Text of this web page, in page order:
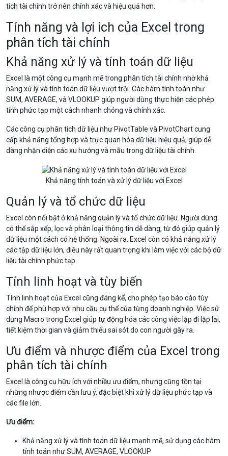
tích tài chính trở nên chính xác và hiệu quả hơn.
Tính năng và lợi ich của Excel trong
phân tích tài chính
Khả năng xử lý và tính toán dữ liệu
Excel là một công cụ mạnh mẽ trong phân tích tài chính nhờ khả
năng xử lý và tính toán dữ liệu vượt trội. Các hàm tính toán như
SUM, AVERAGE, và VLOOKUP giúp người dùng thực hiện các phép
tính phức tạp một cách nhanh chóng và chính xác.
Các công cụ phân tích dữ liệu như PivotTable và PivotChart cung
cấp khả năng tổng hợp và trực quan hóa dữ liệu hiệu quả, giúp dễ
dàng nhận diện các xu hướng và mẫu trong dữ liệu tài chính.
Khả năng tính toán và xử lý dữ liệu với Excel
Quản lý và tổ chức dữ liệu
Excel còn nổi bật ở khả năng quản lý và tổ chức dữ liệu. Người dùng
có thể sắp xếp, lọc và phân loại thông tin dễ dàng, từ đó giúp quản lý
dữ liệu một cách có hệ thống. Ngoài ra, Excel còn có khả năng xử lý
các tập dữ liệu lớn, điều này rất quan trọng khi làm việc với các bộ dữ
liệu tài chính phức tạp.
Tính linh hoạt và tùy biến
Tính linh hoạt của Excel cũng đáng kể, cho phép tạo báo cáo tùy
chỉnh để phù hợp với nhu cầu cụ thể của từng doanh nghiệp. Việc sử
dụng Macro trong Excel giúp tự động hóa các công việc lặp đi lặp lại,
tiết kiệm thời gian và giảm thiểu sai sót do con người gây ra.
Ưu điểm và nhược điểm của Excel trong
phân tích tài chính
Excel là công cụ hữu ích với nhiều ưu điểm, nhưng cũng tồn tại
những nhược điểm cần lưu ý, đặc biệt khi xử lý dữ liệu phức tạp và
các file lớn.
Ưu điểm:
Khả năng xử lý và tính toán dữ liệu mạnh mẽ, sử dụng các hàm
tính toán như SUM, AVERAGE, VLOOKUP